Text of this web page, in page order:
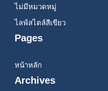
ไม่มีหมวดหมู่
ไลฟ์สไตล์สีเขียว
Pages
หน้าหลัก
Archives